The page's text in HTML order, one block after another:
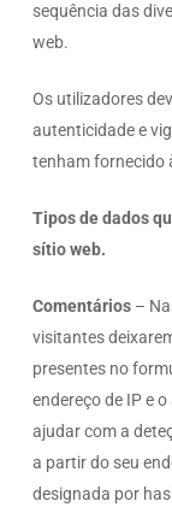
sequência das
web.
Os utilizadores
autenticidade e
tenham fornecido
Tipos de dados
sítio web.
Comentários–
visitantes
presentes no
endereço de IP e
ajudar com a
a partir do seu
designada por